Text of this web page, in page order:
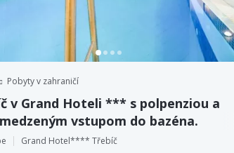
Pobyty v zahraničí
v Grand Hoteli *** s polpenziou a
vstupom do bazéna.
Grand Hotel**** Třebíč